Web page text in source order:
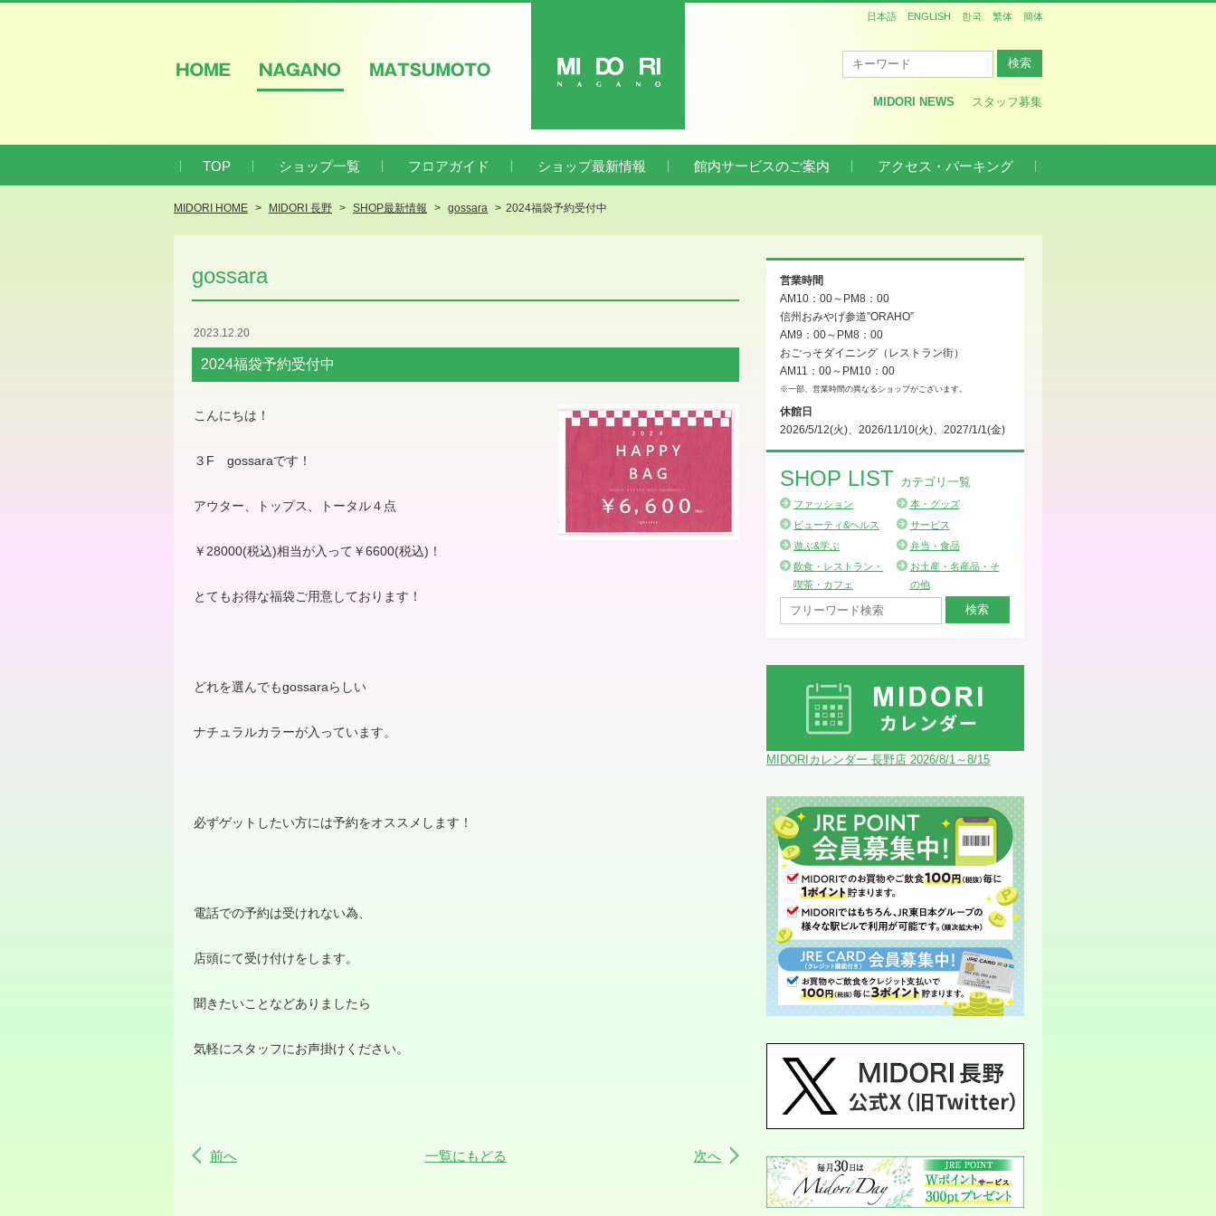
MIDORI NEWS
スタッフ募集
日本語 ENGLISH 한국 繁体 簡体
TOP ショップ一覧 フロアガイド ショップ最新情報 館内サービスのご案内 アクセス・パーキング
MIDORI HOME MIDORI 長野 SHOP最新情報 gossara 2024福袋予約受付中
gossara
2023.12.20
2024福袋予約受付中
こんにちは！
３F gossaraです！
アウター、トップス、トータル４点
￥ 28000(税込)相当が入って￥6600(税込) ！
とてもお得な福袋ご用意しております！
どれを選んでもgossaraらしい
ナチュラルカラーが入っています。
必ずゲットしたい方には予約をオススメします！
電話での予約は受けれない為、
店頭にて受け付けをします。
聞きたいことなどありましたら
気軽にスタッフにお声掛けください。
前へ 一覧にもどる 次へ
営業時間
AM10：00～PM8：00
信州おみやげ参道”ORAHO”
AM9：00～PM8：00
おごっそダイニング（レストラン街）
AM11：00～PM10：00
※一部、営業時間の異なるショップがございます。
休館日
2026/5/12(火)、2026/11/10(火)、2027/1/1(金)
SHOP LIST カテゴリ一覧
ファッション
本・グッズ
ビューティ&ヘルス
サービス
遊ぶ&学ぶ
弁当・食品
飲食・レストラン・
喫茶・カフェ
お土産・名産品・そ
の他
MIDORIカレンダー 長野店 2026/8/1～8/15